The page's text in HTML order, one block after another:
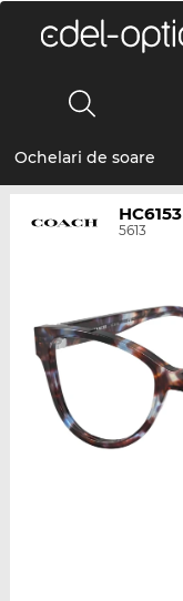
Ochelari de soare
HC6153
5613